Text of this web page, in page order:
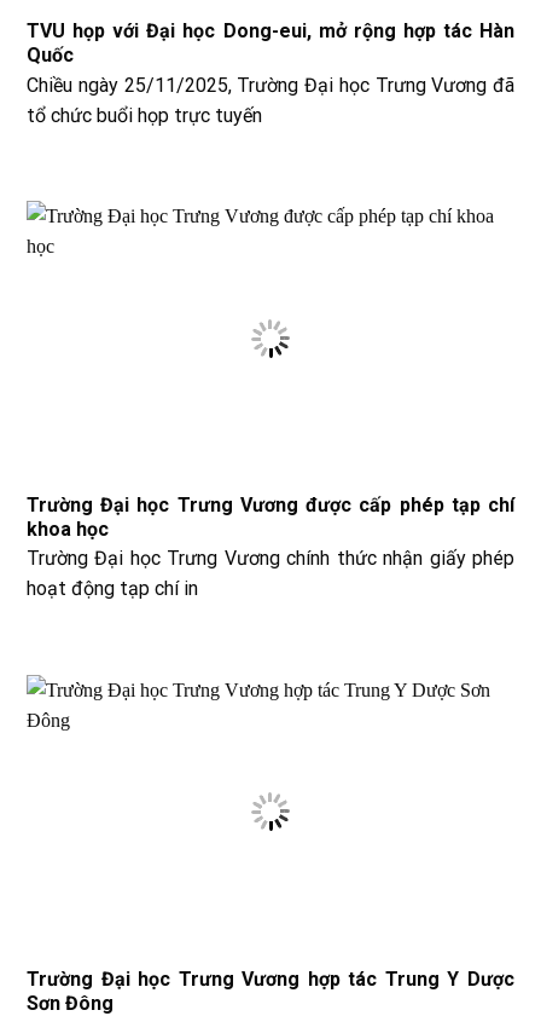
TVU họp với Đại học Dong-eui, mở rộng hợp tác Hàn
Quốc
Chiều ngày 25/11/2025, Trường Đại học Trưng Vương đã
tổ chức buổi họp trực tuyến
Trường Đại học Trưng Vương được cấp phép tạp chí
khoa học
Trường Đại học Trưng Vương chính thức nhận giấy phép
hoạt động tạp chí in
Trường Đại học Trưng Vương hợp tác Trung Y Dược
Sơn Đông